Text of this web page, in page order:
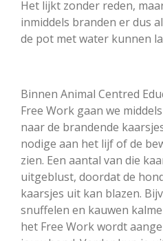
Het lijkt zonder reden,
inmiddels branden er dus
de pot met water kunnen
Binnen Animal Centred
Free Work gaan we
naar de brandende
nodige aan het lijf of de
zien. Een aantal van die
uitgeblust, doordat de
kaarsjes uit kan blazen.
snuffelen en kauwen
het Free Work wordt